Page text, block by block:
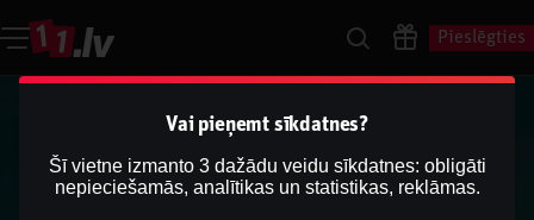
Pieslēgties
Vai pieņemt sīkdatnes?
Šī vietne izmanto 3 dažādu veidu sīkdatnes: obligāti
nepieciešamās, analītikas un statistikas, reklāmas.